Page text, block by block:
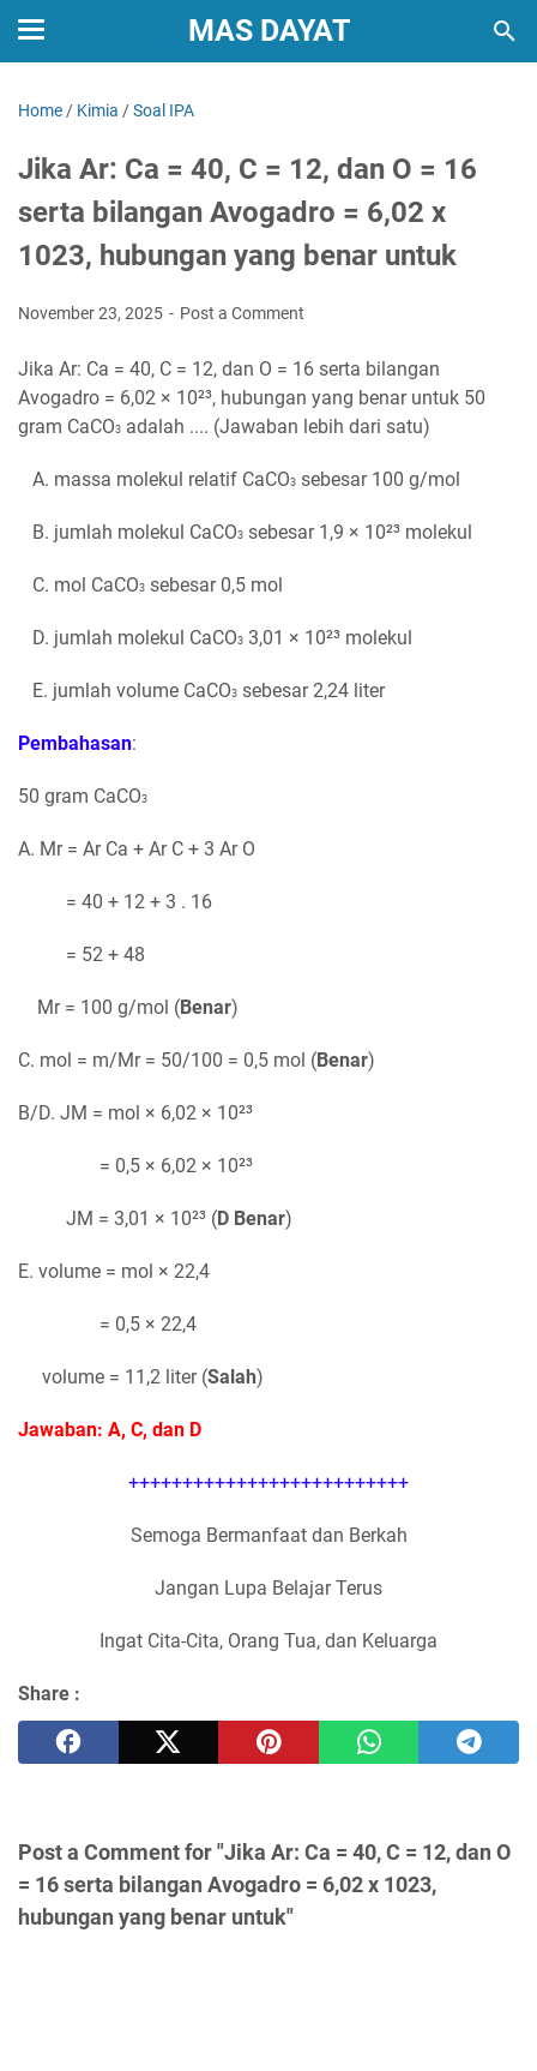
MAS DAYAT
Home / Kimia /Soal IPA
Jika Ar: Ca = 40, C = 12, dan O = 16
serta bilangan Avogadro = 6,02 x
1023, hubungan yang benar untuk
November 23, 2025 Post a Comment
Jika Ar: Ca = 40, C = 12, dan O = 16 serta bilangan
Avogadro = 6,02 × 10²³, hubungan yang benar untuk 50
gram CaCO3 adalah .... (Jawaban lebih dari satu)
A. massa molekul relatif CaCO3 sebesar 100 g/mol
B. jumlah molekul CaCO3 sebesar 1,9 × 10²³ molekul
C. mol CaCO3 sebesar 0,5 mol
D. jumlah molekul CaCO3 3,01 × 10²³ molekul
E. jumlah volume CaCO3 sebesar 2,24 liter
Pembahasan:
50 gram CaCO3
A. Mr = Ar Ca + Ar C + 3 Ar O
= 40 + 12 + 3 . 16
= 52 + 48
Mr = 100 g/mol (Benar)
C. mol = m/Mr = 50/100 = 0,5 mol (Benar)
B/D. JM = mol × 6,02 × 10²³
= 0,5 × 6,02 × 10²³
JM = 3,01 × 10²³ (D Benar)
E. volume = mol × 22,4
= 0,5 × 22,4
volume = 11,2 liter (Salah)
Jawaban: A, C, dan D
++++++++++++++++++++++++++
Semoga Bermanfaat dan Berkah
Jangan Lupa Belajar Terus
Ingat Cita-Cita, Orang Tua, dan Keluarga
Share :
Post a Comment for "Jika Ar: Ca = 40, C = 12, dan O
= 16 serta bilangan Avogadro = 6,02 x 1023,
hubungan yang benar untuk"